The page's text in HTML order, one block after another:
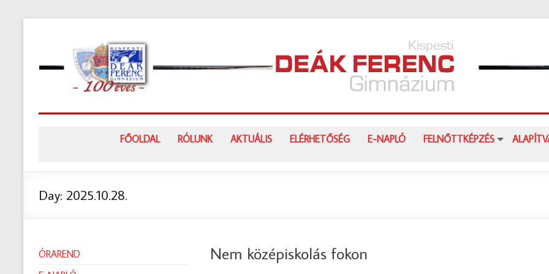
FŐOLDAL RÓLUNK AKTUÁLIS ELÉRHETŐSÉG E-NAPLÓ FELNŐTTKÉPZÉS
Day: 2025.10.28.
Nem középiskolás fokon
ÓRAREND